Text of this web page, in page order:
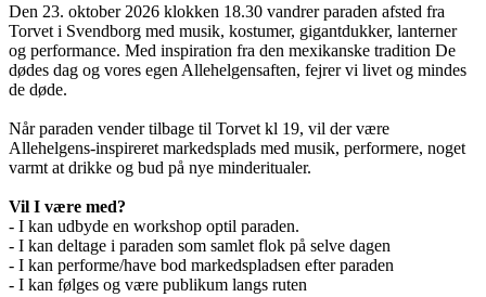
Den 23. oktober 2026 klokken 18.30 vandrer paraden afsted fra
Torvet i Svendborg med musik, kostumer, gigantdukker, lanterner
og performance. Med inspiration fra den mexikanske tradition De
dødes dag og vores egen Allehelgensaften, fejrer vi livet og mindes
de døde.
Når paraden vender tilbage til Torvet kl 19, vil der være
Allehelgens-inspireret markedsplads med musik, performere, noget
varmt at drikke og bud på nye minderitualer.
Vil I være med?
- I kan udbyde en workshop optil paraden.
- I kan deltage i paraden som samlet flok på selve dagen
- I kan performe/have bod markedspladsen efter paraden
- I kan følges og være publikum langs ruten